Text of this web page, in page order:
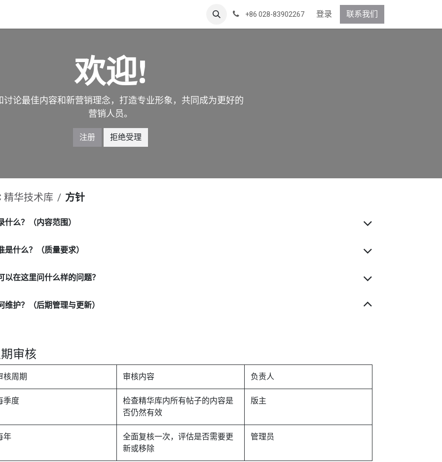
+86 028-83902267 登录 联系我们
欢迎!
讨论最佳内容和新营销理念，打造专业形象，共同成为更好的
营销人员。
注册 拒绝受理
精华技术库 方针
什么？（内容范围）
是什么？（质量要求）
以在这里问什么样的问题？
维护？（后期管理与更新）
审核
核周期 审核内容 负责人
季度
检查精华库内所有帖子的内容是
否仍然有效
版主
年
全面复核一次，评估是否需要更
新或移除
管理员